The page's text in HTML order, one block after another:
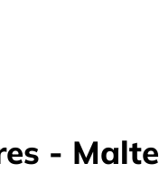
- Malte